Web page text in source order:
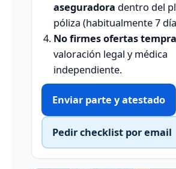
aseguradora dentro del
póliza (habitualmente 7
No firmes ofertas
valoración legal y médica
independiente.
Enviar parte y atestado
Pedir checklist por email